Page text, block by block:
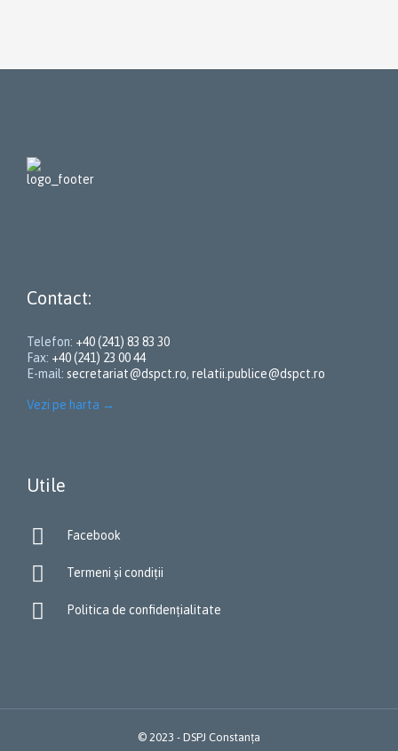
Contact:
Telefon: +40 (241) 83 83 30
Fax: +40 (241) 23 00 44
E-mail: secretariat@dspct.ro, relatii.publice@dspct.ro
Vezi pe harta →
Utile
 Facebook
 Termeni și condiții
 Politica de confidențialitate
© 2023 - DSPJ Constanța